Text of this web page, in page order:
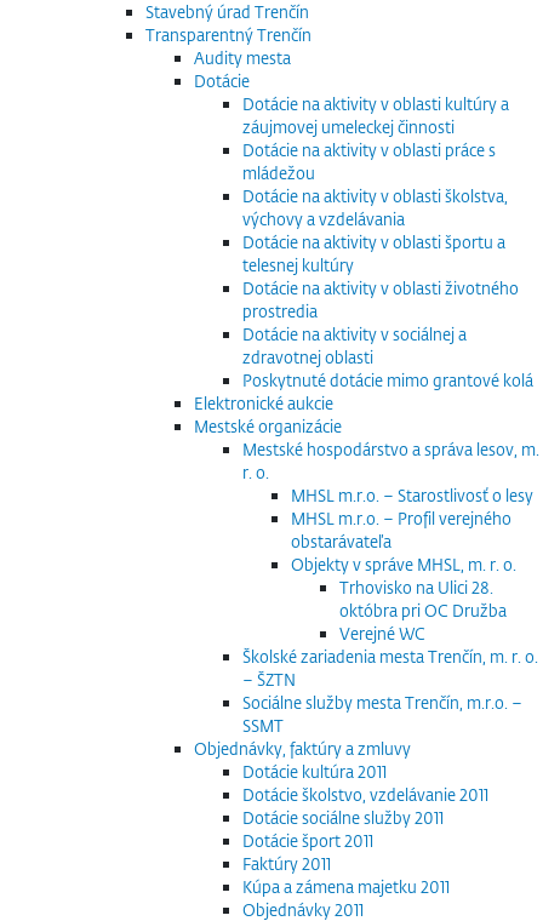
Stavebný úrad Trenčín
Transparentný Trenčín
Audity mesta
Dotácie
Dotácie na aktivity v oblasti kultúry a
záujmovej umeleckej činnosti
Dotácie na aktivity v oblasti práce s
mládežou
Dotácie na aktivity v oblasti školstva,
výchovy a vzdelávania
Dotácie na aktivity v oblasti športu a
telesnej kultúry
Dotácie na aktivity v oblasti životného
prostredia
Dotácie na aktivity v sociálnej a
zdravotnej oblasti
Poskytnuté dotácie mimo grantové kolá
Elektronické aukcie
Mestské organizácie
Mestské hospodárstvo a správa lesov, m.
r. o.
MHSL m.r.o. – Starostlivosť o lesy
MHSL m.r.o. – Profil verejného
obstarávateľa
Objekty v správe MHSL, m. r. o.
Trhovisko na Ulici 28.
októbra pri OC Družba
Verejné WC
Školské zariadenia mesta Trenčín, m. r. o.
– ŠZTN
Sociálne služby mesta Trenčín, m.r.o. –
SSMT
Objednávky, faktúry a zmluvy
Dotácie kultúra 2011
Dotácie školstvo, vzdelávanie 2011
Dotácie sociálne služby 2011
Dotácie šport 2011
Faktúry 2011
Kúpa a zámena majetku 2011
Objednávky 2011